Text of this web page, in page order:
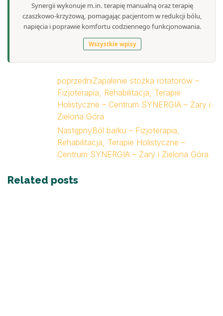
Synergii wykonuje m.in. terapię manualną oraz terapię
czaszkowo-krzyżową, pomagając pacjentom w redukcji bólu,
napięcia i poprawie komfortu codziennego funkcjonowania.
Wszystkie wpisy
poprzedniZapalenie stożka rotatorów –
Fizjoterapia, Rehabilitacja, Terapie
Holistyczne – Centrum SYNERGIA – Żary i
Zielona Góra
NastępnyBól barku – Fizjoterapia,
Rehabilitacja, Terapie Holistyczne –
Centrum SYNERGIA – Żary i Zielona Góra
Related posts